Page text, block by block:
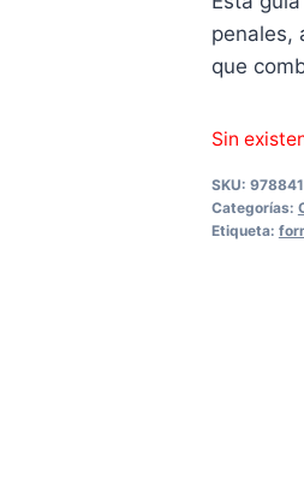
penales,
que
Sin
SKU:
Categorías:
Etiqueta: